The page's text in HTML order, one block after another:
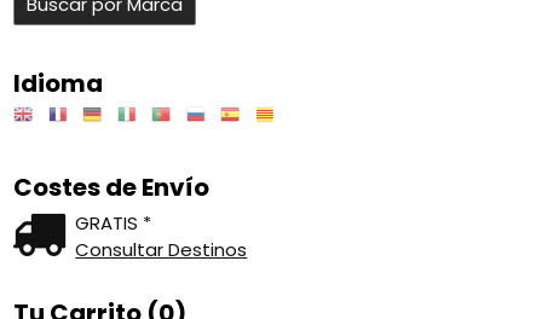
Idioma
Costes de Envío
GRATIS *
Consultar Destinos